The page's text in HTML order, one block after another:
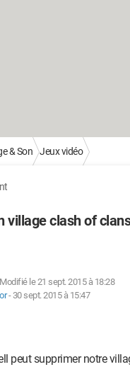
& Son Jeux vidéo
village clash of clans
Modifié le 21 sept. 2015 à 18:28
- 30 sept. 2015 à 15:47
peut supprimer notre